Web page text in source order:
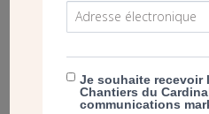
Je souhaite recevoir
Chantiers du
communications